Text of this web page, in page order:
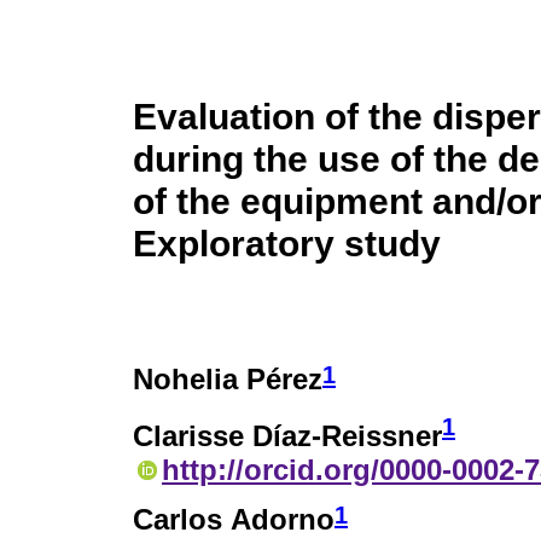
Evaluation of the
during the use of the
of the equipment and/
Exploratory study
Nohelia Pérez1
Clarisse Díaz-Reissner1
http://orcid.org/0000-0002-
Carlos Adorno1